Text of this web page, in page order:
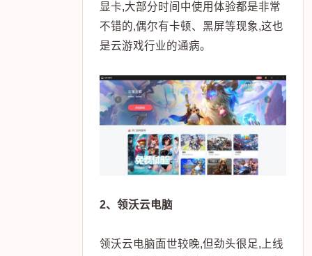
显卡,大部分时间中使用体验都是非常
不错的,偶尔有卡顿、黑屏等现象,这也
是云游戏行业的通病。
2、领沃云电脑
领沃云电脑面世较晚,但劲头很足,上线